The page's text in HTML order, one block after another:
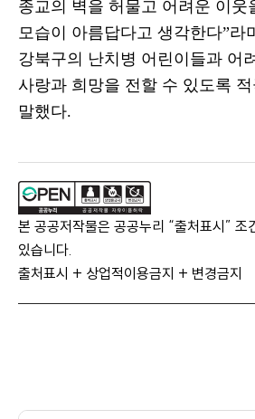
종교의 벽을 허물고 어려운 이웃
모습이 아름답다고 생각한다”라
강북구의 난치병 어린이들과 어
사랑과 희망을 전할 수 있도록
말했다.
본 공공저작물은 공공누리 “출처표시” 조
있습니다.
출처표시 + 상업적이용금지 + 변경금지